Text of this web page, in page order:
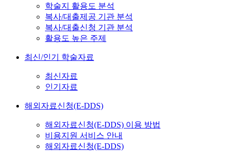
학술지 활용도 분석
복사/대출제공 기관 분석
복사/대출신청 기관 분석
활용도 높은 주제
최신/인기 학술자료
최신자료
인기자료
해외자료신청(E-DDS)
해외자료신청(E-DDS) 이용 방법
비용지원 서비스 안내
해외자료신청(E-DDS)